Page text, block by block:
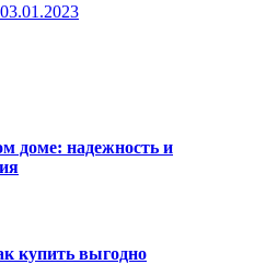
03.01.2023
доме: надежность и
купить выгодно